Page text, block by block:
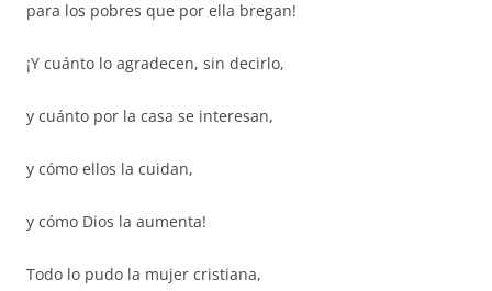
para los pobres que por ella bregan!
¡Y cuánto lo agradecen, sin decirlo,
y cuánto por la casa se interesan,
y cómo ellos la cuidan,
y cómo Dios la aumenta!
Todo lo pudo la mujer cristiana,